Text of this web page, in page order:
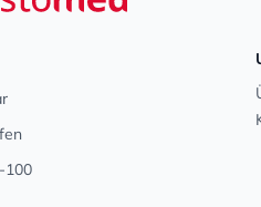
100